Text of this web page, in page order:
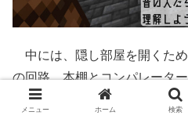
中には、隠し部屋を開くた
の回路、本棚とコンパレータ
メニュー ホーム 検索